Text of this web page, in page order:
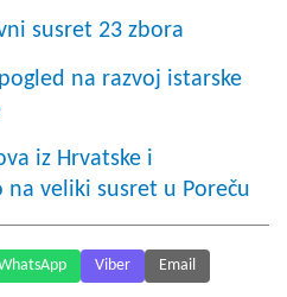
susret 23 zbora
na razvoj istarske
iz Hrvatske i
na veliki susret u Poreču
Viber Email